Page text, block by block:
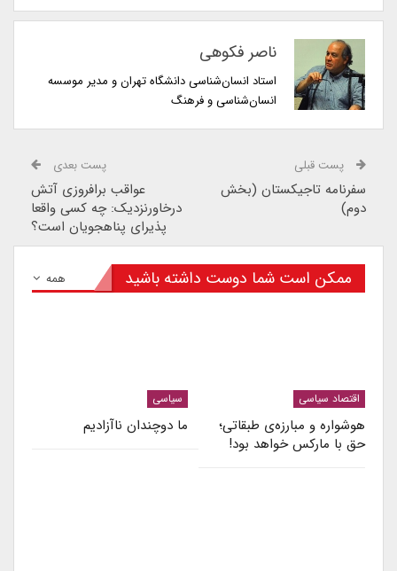
ناصر فکوهی
استاد انسان‌شناسی دانشگاه تهران و مدیر موسسه
انسان‌شناسی و فرهنگ
پست قبلی
سفرنامه تاجیکستان (بخش
دوم)
پست بعدی
عواقب برافروزی آتش
درخاورنزدیک: چه کسی واقعا
پذیرای پناهجویان است؟
همه ممکن است شما دوست داشته باشید
اقتصاد سیاسی
هوشواره و مبارزه‌ی طبقاتی؛
حق با مارکس خواهد بود!
سیاسی
ما دوچندان ناآزادیم